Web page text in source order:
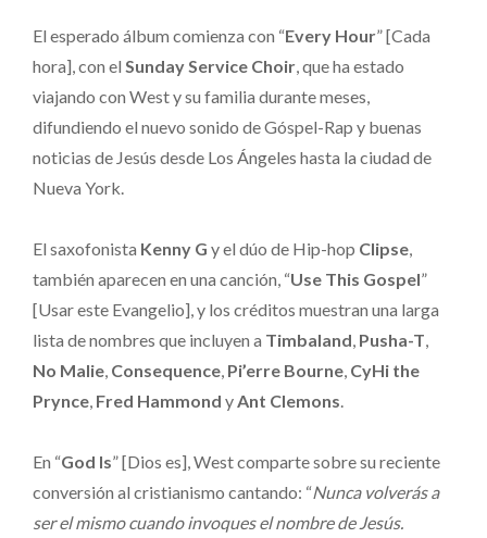
El esperado álbum comienza con “Every Hour” [Cada
hora], con el Sunday Service Choir, que ha estado
viajando con West y su familia durante meses,
difundiendo el nuevo sonido de Góspel-Rap y buenas
noticias de Jesús desde Los Ángeles hasta la ciudad de
Nueva York.
El saxofonista Kenny G y el dúo de Hip-hop Clipse,
también aparecen en una canción, “Use This Gospel”
[Usar este Evangelio], y los créditos muestran una larga
lista de nombres que incluyen a Timbaland, Pusha-T,
No Malie, Consequence, Pi’erre Bourne, CyHi the
Prynce, Fred Hammond yAnt Clemons.
En “God Is” [Dios es], West comparte sobre su reciente
conversión al cristianismo cantando: “Nunca volverás a
ser el mismo cuando invoques el nombre de Jesús.